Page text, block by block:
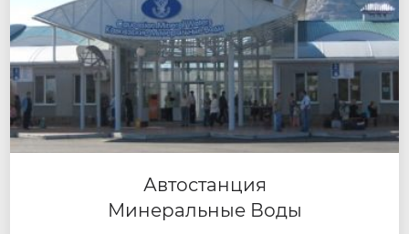
Автостанция
Минеральные Воды